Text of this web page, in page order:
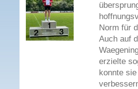
Norm für
Auch auf
erzielte
konnte